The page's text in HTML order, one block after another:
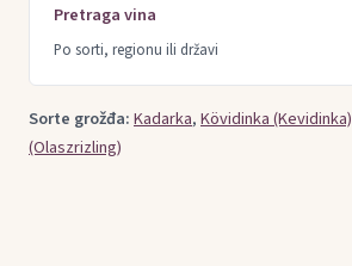
Pretraga vina
Po sorti, regionu ili državi
Sorte grožđa:Kadarka,Kövidinka (Kevidinka)
(Olaszrizling)